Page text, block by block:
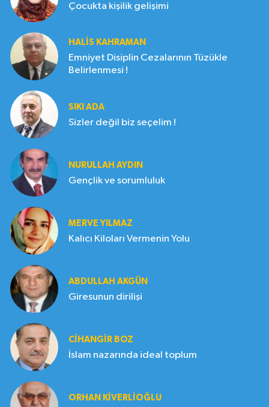
Çocukta kişilik gelişimi
HALIS KAHRAMAN
Emniyet Disiplin Cezalarının Tüzükle
Belirlenmesi !
SIKI ADA
Sizler değil biz seçelim !
NURULLAH AYDIN
Gençlik ve sorumluluk
MERVE YILMAZ
Kalıcı Kiloları Vermenin Yolu
ABDULLAH AKGÜN
Giresunun dirilişi
CIHANGIR BOZ
İslam nazarında ideal toplum
ORHAN KIVERLIOĞLU